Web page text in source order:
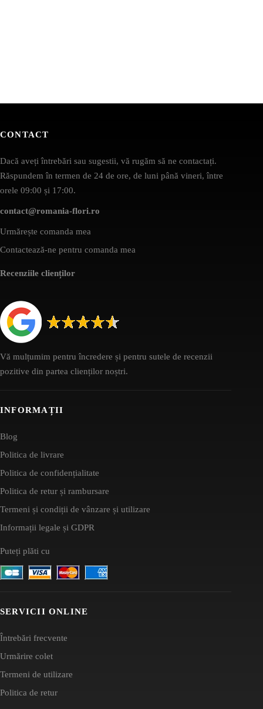
CONTACT
Dacă aveți întrebări sau sugestii, vă rugăm să ne contactați.
Răspundem în termen de 24 de ore, de luni până vineri, între
orele 09:00 și 17:00.
contact@romania-flori.ro
Urmărește comanda mea
Contactează-ne pentru comanda mea
Recenziile clienților
Vă mulțumim pentru încredere și pentru sutele de recenzii
pozitive din partea clienților noștri.
INFORMAȚII
Blog
Politica de livrare
Politica de confidențialitate
Politica de retur și rambursare
Termeni și condiții de vânzare și utilizare
Informații legale și GDPR
Puteți plăti cu
SERVICII ONLINE
Întrebări frecvente
Urmărire colet
Termeni de utilizare
Politica de retur